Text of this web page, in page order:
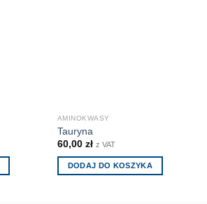
AMINOKWASY
Tauryna
60,00 zł z VAT
DODAJ DO KOSZYKA